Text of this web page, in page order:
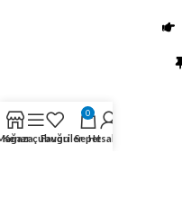
Kenar çubuğu
Favoriler
0
SepetHesabım